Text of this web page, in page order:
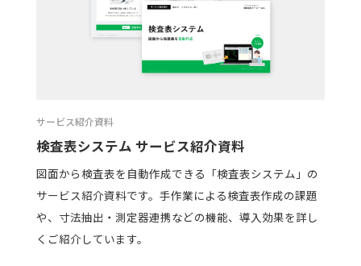
サービス紹介資料
検査表システム サービス紹介資料
図面から検査表を自動作成できる「検査表システム」の
サービス紹介資料です。手作業による検査表作成の課題
や、寸法抽出・測定器連携などの機能、導入効果を詳し
くご紹介しています。